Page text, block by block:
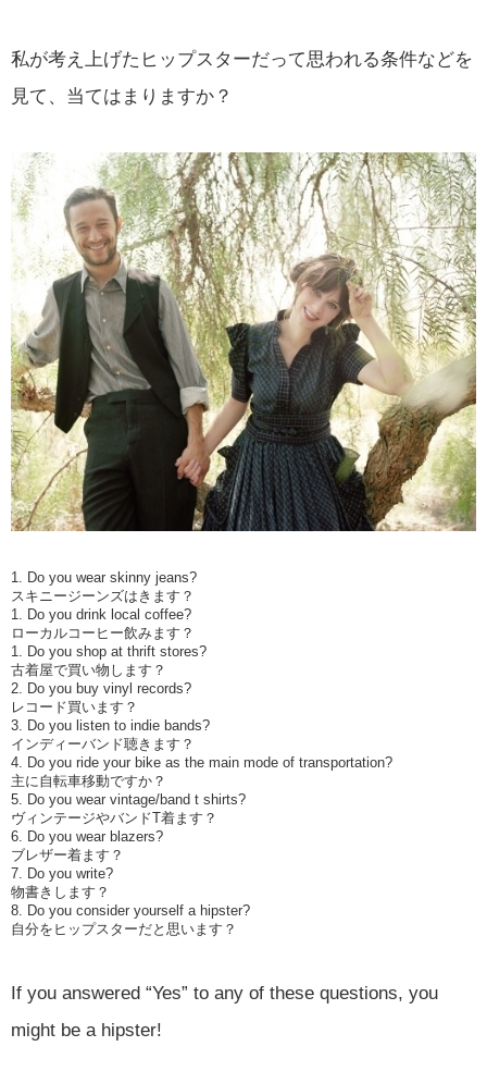
私が考え上げたヒップスターだって思われる条件などを
見て、当てはまりますか？
Do you wear skinny jeans?
スキニージーンズはきます？
Do you drink local coffee?
ローカルコーヒー飲みます？
Do you shop at thrift stores?
古着屋で買い物します？
Do you buy vinyl records?
レコード買います？
Do you listen to indie bands?
インディーバンド聴きます？
Do you ride your bike as the main mode of transportation?
主に自転車移動ですか？
Do you wear vintage/band t shirts?
ヴィンテージやバンドT着ます？
Do you wear blazers?
ブレザー着ます？
Do you write?
物書きします？
Do you consider yourself a hipster?
自分をヒップスターだと思います？
If you answered “Yes” to any of these questions, you
might be a hipster!